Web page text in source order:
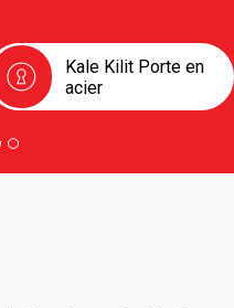
Kale Kilit Porte en
acier